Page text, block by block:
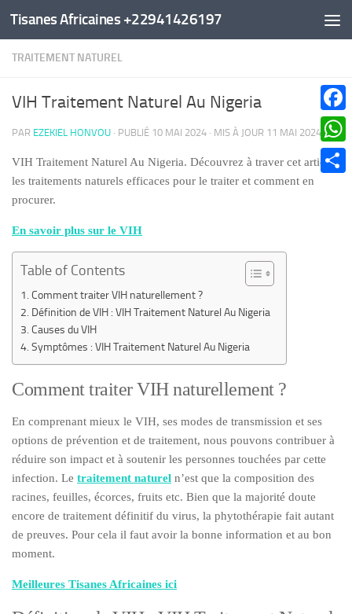
Au dessous du contenu
Tisanes Africaines +22941426197
TRAITEMENT NATUREL
VIH Traitement Naturel Au Nigeria
PAR EZEKIEL HONVOU · PUBLIÉ 10 MAI 2024 · MIS À JOUR 11 MAI 2024
VIH Traitement Naturel Au Nigeria. Découvrez à traver cet article
les traitements naturels efficaces pour le traiter et comment en
procurer.
En savoir plus sur le VIH
Table of Contents
Comment traiter VIH naturellement ?
Définition de VIH : VIH Traitement Naturel Au Nigeria
Causes du VIH
Symptômes : VIH Traitement Naturel Au Nigeria
Comment traiter VIH naturellement ?
En comprenant mieux le VIH, ses modes de transmission et ses
options de prévention et de traitement, nous pouvons contribuer à
réduire son impact et à soutenir les personnes touchées par cette
infection. Le traitement naturel n’est que la composition des
racines, feuilles, écorces, fruits etc. Bien que la majorité doute
encore de traitement définitif du virus, la phytothérapie fait autant
de preuves. Pour cela il faut avoir la bonne information et au bon
moment.
Meilleures Tisanes Africaines ici